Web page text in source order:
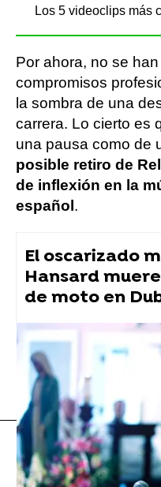
Los 5 videoclips más
Por ahora, no se
compromisos
la sombra de una
carrera. Lo cierto es
una pausa como de
posible retiro de
de inflexión en la
español .
El oscarizado
Hansard
de moto en
Rels B
Flooxer Now » Música